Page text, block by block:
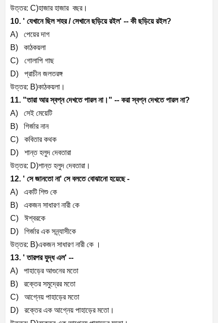
উত্তর: C)হাজার হাজার বছর।
10. ' যেখানে ছিল শহর / সেখানে ছড়িয়ে রইল' -- কী ছড়িয়ে রইল?
A) পেয়ের দাগ
B) কাঠকয়লা
C) গোলাপি গাছ
D) প্রাচীন জলতরঙ্গ
উত্তর: B)কাঠকয়লা।
11. "তারা আর স্বপ্ন দেখতে পারল না।" -- করা স্বপ্ন দেখতে পারল না?
A) সেই মেয়েটি
B) গির্জার নান
C) কবিতার কথক
D) শান্ত হলুদ দেবতারা
উত্তর: D)শান্ত হলুদ দেবতারা।
12. ' সে জানতো না' সে বলতে বোঝানো হয়েছে -
A) একটি শিশু কে
B) একজন সাধারণ নারী কে
C) ঈশ্বরকে
D) গির্জার এক সন্ন্যাসীকে
উত্তর: B)একজন সাধারণ নারী কে ।
13. ' তারপর যুদ্ধ এল' --
A) পাহাড়ের আগুনের মতো
B) রক্তের সমুদ্রের মতো
C) আগ্নেয় পাহাড়ের মতো
D) রক্তের এক আগ্নেয় পাহাড়ের মতো।